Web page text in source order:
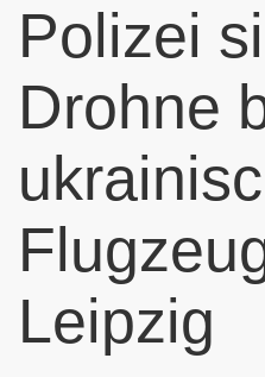
Polizei
Drohne
Leipzig